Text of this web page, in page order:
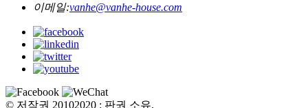
이메일:vanhe@vanhe-house.com
© 저작권 20102020 : 판권 소유.